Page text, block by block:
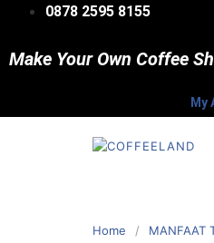
0878 2595 8155
Make Your Own Coffee
My
Home MANFAAT